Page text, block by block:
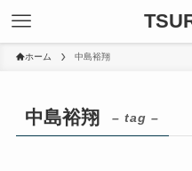
ホーム 中島裕翔
中島裕翔 – tag –